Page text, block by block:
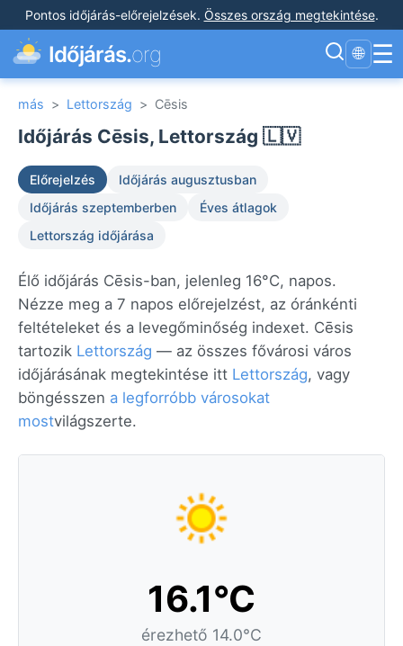
Pontos időjárás-előrejelzések. Összes ország megtekintése.
Időjárás.org 🌐 ☰
más > Lettország > Cēsis
Időjárás Cēsis, Lettország 🇱🇻
Előrejelzés
Időjárás augusztusban
Időjárás szeptemberben
Éves átlagok
Lettország időjárása
Élő időjárás Cēsis-ban, jelenleg 16°C, napos.
Nézze meg a 7 napos előrejelzést, az óránkénti
feltételeket és a levegőminőség indexet. Cēsis
tartozik Lettország — az összes fővárosi város
időjárásának megtekintése itt Lettország, vagy
böngésszen a legforróbb városokat
mostvilágszerte.
16.1°C
érezhető 14.0°C